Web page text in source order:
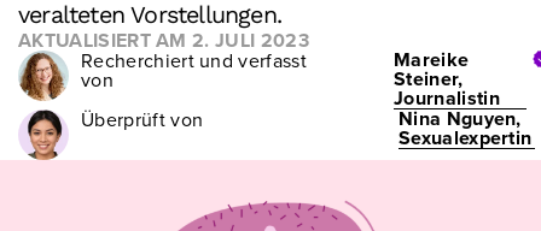
veralteten Vorstellungen.
AKTUALISIERT AM2. JULI 2023
Recherchiert und verfasst
von
Mareike
Steiner,
Journalistin
Überprüft von Nina Nguyen,
Sexualexpertin